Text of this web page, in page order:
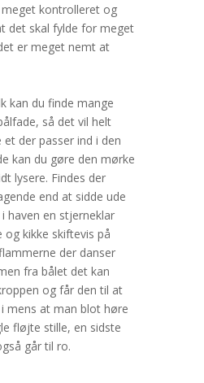
kontrolleret og
det skal fylde for meget
er meget nemt at
kan du finde mange
så det vil helt
der passer ind i den
kan du gøre den mørke
lysere. Findes der
end at sidde ude
haven en stjerneklar
og kikke skiftevis på
der danser
fra bålet det kan
og får den til at
mens at man blot høre
fløjte stille, en sidste
går til ro.